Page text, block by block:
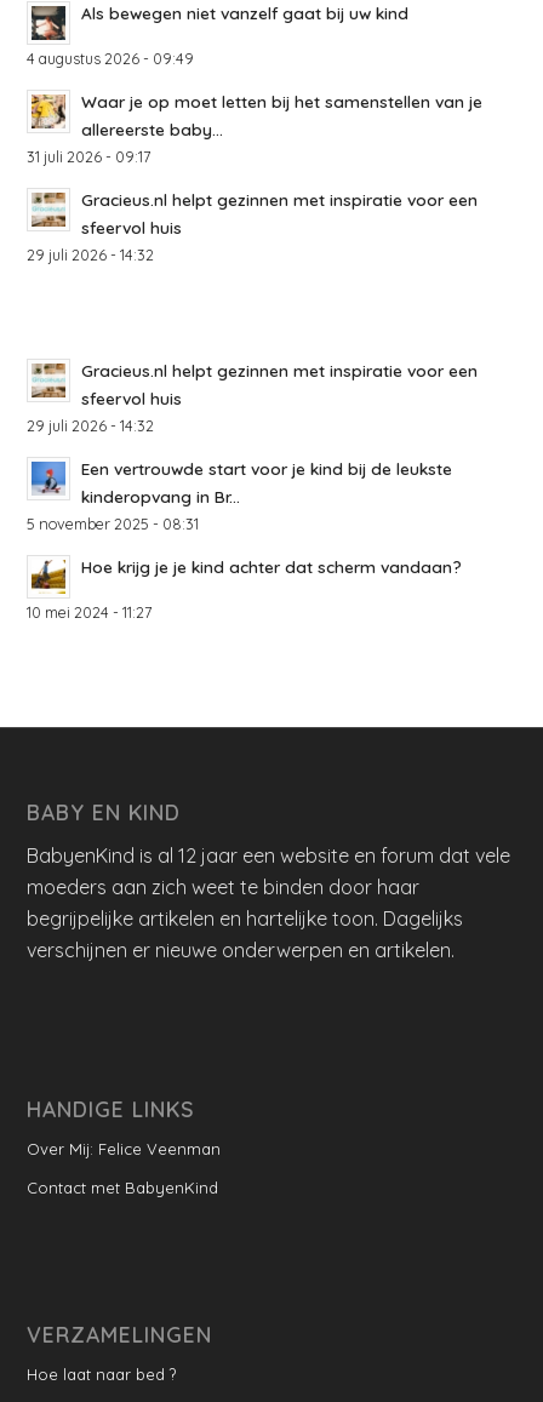
Als bewegen niet vanzelf gaat bij uw kind
4 augustus 2026 - 09:49
Waar je op moet letten bij het samenstellen van je
allereerste baby...
31 juli 2026 - 09:17
Gracieus.nl helpt gezinnen met inspiratie voor een
sfeervol huis
29 juli 2026 - 14:32
Gracieus.nl helpt gezinnen met inspiratie voor een
sfeervol huis
29 juli 2026 - 14:32
Een vertrouwde start voor je kind bij de leukste
kinderopvang in Br...
5 november 2025 - 08:31
Hoe krijg je je kind achter dat scherm vandaan?
10 mei 2024 - 11:27
BABY EN KIND
BabyenKind is al 12 jaar een website en forum dat vele
moeders aan zich weet te binden door haar
begrijpelijke artikelen en hartelijke toon. Dagelijks
verschijnen er nieuwe onderwerpen en artikelen.
HANDIGE LINKS
Over Mij: Felice Veenman
Contact met BabyenKind
VERZAMELINGEN
Hoe laat naar bed ?